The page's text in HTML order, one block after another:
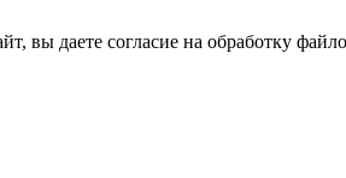
вы даете согласие на обработку